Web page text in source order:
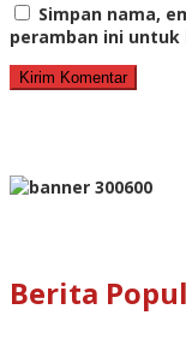
Simpan nama,
peramban ini
Berita